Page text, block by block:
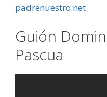
padrenuestro.net
Guión
Pascua